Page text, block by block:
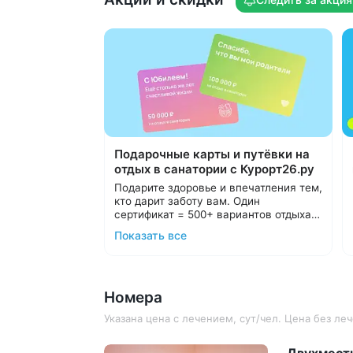
и холодной водой, гладильная доска
11 профилей лечения. Прием ведут
8 терапевтов и 13 профильных
специалистов
Подарочные карты и путёвки на
отдых в санатории с Курорт26.ру
Подарите здоровье и впечатления тем,
кто дарит заботу вам. Один
сертификат = 500+ вариантов отдыха в
санаториях Кавминвод и России.
Выбирайте удобный формат:
10 000 ₽.
подарим трансфер и будем рядом на
протяжении всего отдыха.
Подробнее о подарочных картах и
путёвках
Показать все
Номера
Указана цена с лечением, сут/чел. Цена без